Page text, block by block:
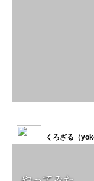
くろざる（